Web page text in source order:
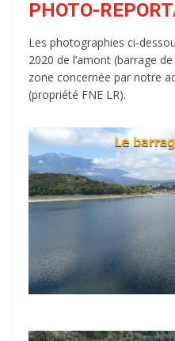
PHOTO-
Les photographies ci-
2020 de l’amont (barrage
zone concernée par notre
(propriété FNE LR).